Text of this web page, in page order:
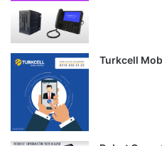
Turkcell